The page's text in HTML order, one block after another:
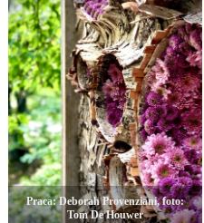
Praca: Deborah Provenziani, foto:
Tom De Houwer